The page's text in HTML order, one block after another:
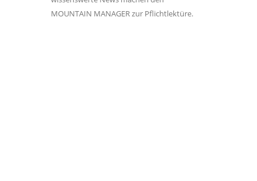
MOUNTAIN MANAGER zur Pflichtlektüre.